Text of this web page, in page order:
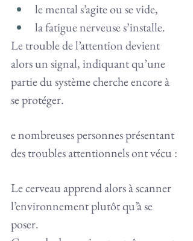
le mental s’agite ou se vide,
la fatigue nerveuse s’installe.
Le trouble de l’attention devient
alors un signal, indiquant qu’une
partie du système cherche encore à
se protéger.
e nombreuses personnes présentant
des troubles attentionnels ont vécu :
Le cerveau apprend alors à scanner
l’environnement plutôt qu’à se
poser.